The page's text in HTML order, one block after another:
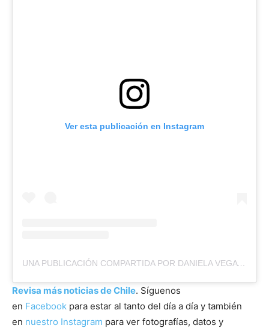
Ver esta publicación en Instagram
UNA PUBLICACIÓN COMPARTIDA POR DANIELA VEGA (@DANI.VEGA.H)
Revisa más noticias de Chile. Síguenos
en Facebook para estar al tanto del día a día y también
en nuestro Instagram para ver fotografías, datos y